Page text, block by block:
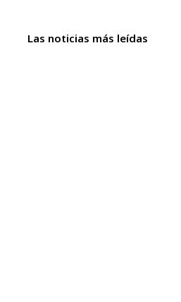
Las noticias más leídas